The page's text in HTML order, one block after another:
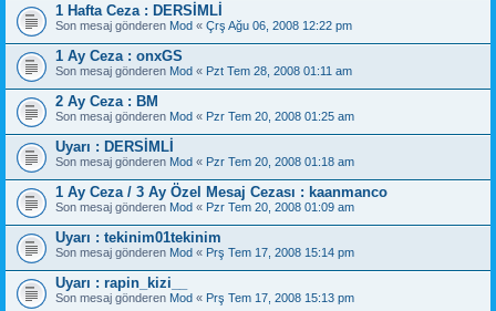
1 Hafta Ceza : DERSİMLİ
Son mesaj gönderen Mod « Çrş Ağu 06, 2008 12:22 pm
1 Ay Ceza : onxGS
Son mesaj gönderen Mod « Pzt Tem 28, 2008 01:11 am
2 Ay Ceza : BM
Son mesaj gönderen Mod « Pzr Tem 20, 2008 01:25 am
Uyarı : DERSİMLİ
Son mesaj gönderen Mod « Pzr Tem 20, 2008 01:18 am
1 Ay Ceza / 3 Ay Özel Mesaj Cezası : kaanmanco
Son mesaj gönderen Mod « Pzr Tem 20, 2008 01:09 am
Uyarı : tekinim01tekinim
Son mesaj gönderen Mod « Prş Tem 17, 2008 15:14 pm
Uyarı : rapin_kizi__
Son mesaj gönderen Mod « Prş Tem 17, 2008 15:13 pm